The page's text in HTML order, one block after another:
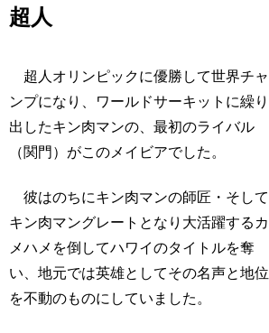
超人
超人オリンピックに優勝して世界チャ
ンプになり、ワールドサーキットに繰り
出したキン肉マンの、最初のライバル
（関門）がこのメイビアでした。
彼はのちにキン肉マンの師匠・そして
キン肉マングレートとなり大活躍するカ
メハメを倒してハワイのタイトルを奪
い、地元では英雄としてその名声と地位
を不動のものにしていました。